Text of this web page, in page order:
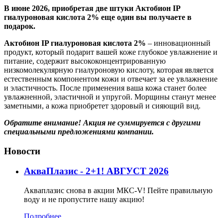
В июне 2026, приобретая две штуки Актобион IP
гиалуроновая кислота 2% еще один вы получаете в
подарок.
Актобион IP гиалуроновая кислота 2% – инновационный
продукт, который подарит вашей коже глубокое увлажнение и
питание, содержит высококонцентрированную
низкомолекулярную гиалуроновую кислоту, которая является
естественным компонентом кожи и отвечает за ее увлажнение
и эластичность. После применения ваша кожа станет более
увлажненной, эластичной и упругой. Морщины станут менее
заметными, а кожа приобретет здоровый и сияющий вид.
Обратите внимание! Акция не суммируется с другими
специальными предложениями компании.
Новости
АкваПлазис - 2+1! АВГУСТ 2026
Акваплазис снова в акции МКС-V! Пейте правильную
воду и не пропустите нашу акцию!
Подробнее